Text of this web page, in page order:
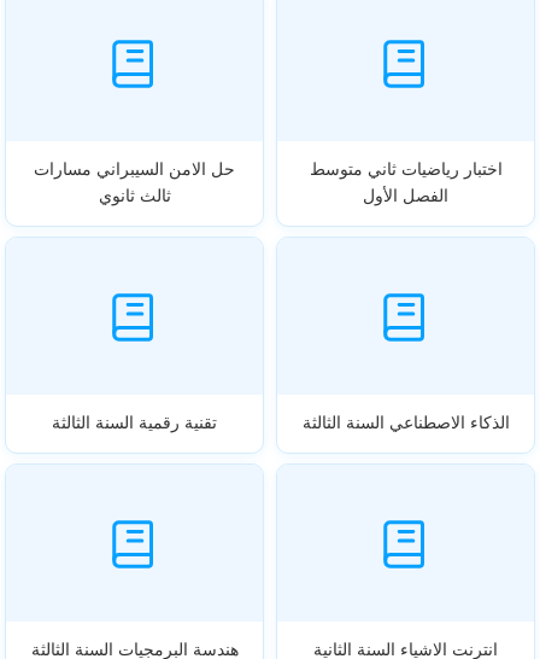
اختبار رياضيات ثاني متوسط
الفصل الأول
حل الامن السيبراني مسارات
ثالث ثانوي
الذكاء الاصطناعي السنة الثالثة تقنية رقمية السنة الثالثة
انترنت الاشياء السنة الثانية هندسة البرمجيات السنة الثالثة